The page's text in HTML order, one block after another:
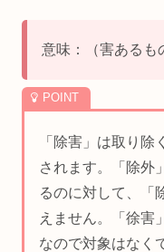
意味：（害あるも
「除害」は取り
されます。「除外
るのに対して、「
えません。「徐害
なので対象はなく